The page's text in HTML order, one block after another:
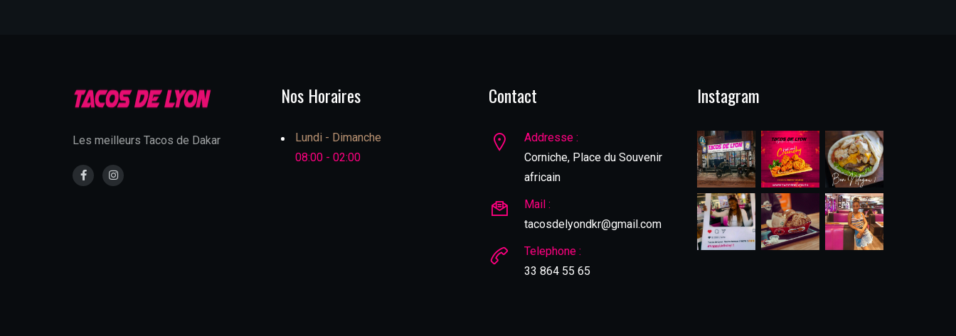
Les meilleurs Tacos de Dakar
Nos Horaires
Lundi - Dimanche
08:00 - 02:00
Contact
Addresse :
Corniche, Place du Souvenir
africain
Mail :
tacosdelyondkr@gmail.com
Telephone :
33 864 55 65
Instagram